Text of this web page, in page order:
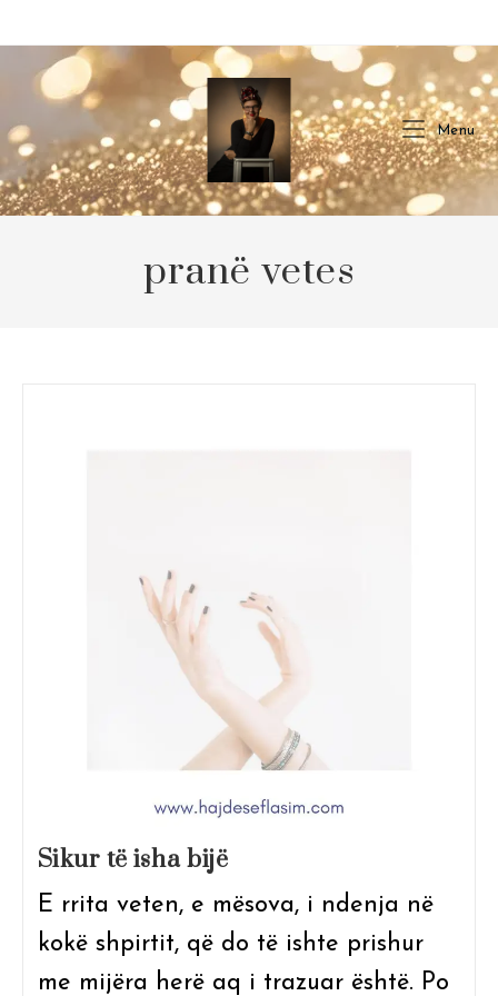
content
Menu
pranë vetes
Sikur të isha bijë
E rrita veten, e mësova, i ndenja në
kokë shpirtit, që do të ishte prishur
me mijëra herë aq i trazuar është. Po